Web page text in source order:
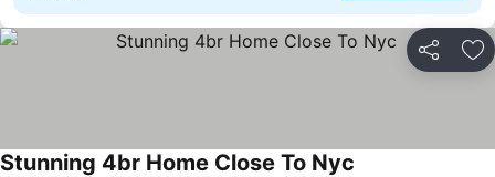
Partilhar
Stunning 4br Home Close To Nyc